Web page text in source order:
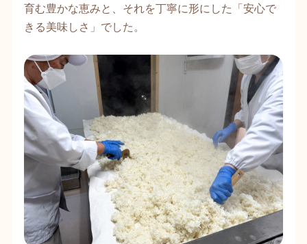
育む豊かな恵みと、それを丁寧に形にした「安心で
きる美味しさ」でした。